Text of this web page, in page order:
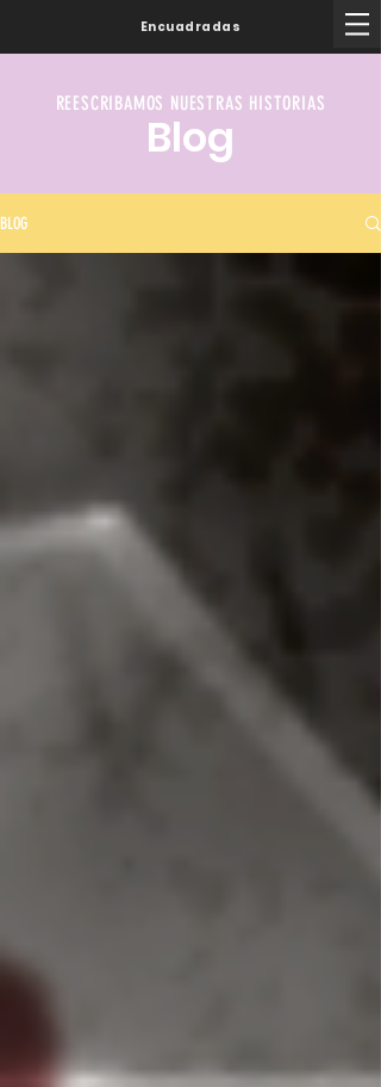
Encuadradas
REESCRIBAMOS NUESTRAS HISTORIAS
Blog
BLOG